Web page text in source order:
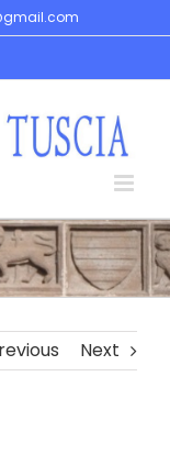
Next